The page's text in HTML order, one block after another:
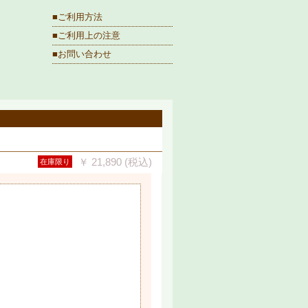
■ご利用方法
■ご利用上の注意
■お問い合わせ
在庫限り ￥ 21,890 (税込)